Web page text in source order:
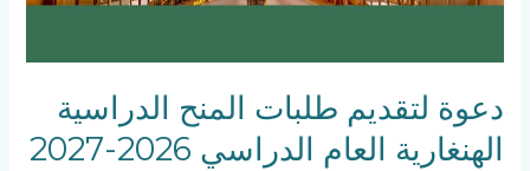
دعوة لتقديم طلبات المنح الدراسية
الهنغارية العام الدراسي 2026-2027